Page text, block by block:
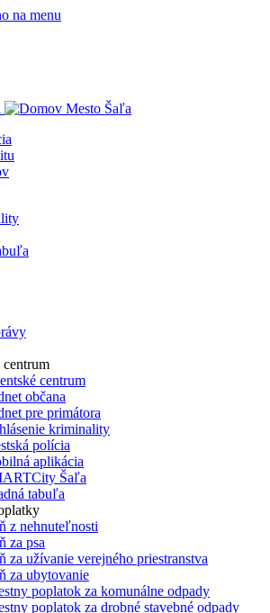
na menu
centrum
občana
pre primátora
kriminality
polícia
aplikácia
Šaľa
tabuľa
z nehnuteľnosti
za psa
za užívanie verejného priestranstva
za ubytovanie
poplatok za komunálne odpady
poplatok za drobné stavebné odpady